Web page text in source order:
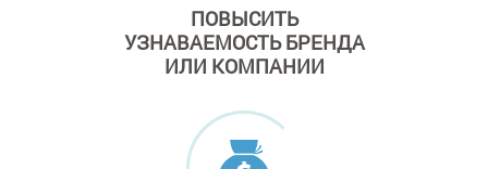
ПОВЫСИТЬ
УЗНАВАЕМОСТЬБРЕНДА
ИЛИ КОМПАНИИ